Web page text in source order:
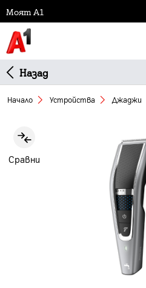
Моят А1
Назад
Начало Устройства Джаджи
Сравни